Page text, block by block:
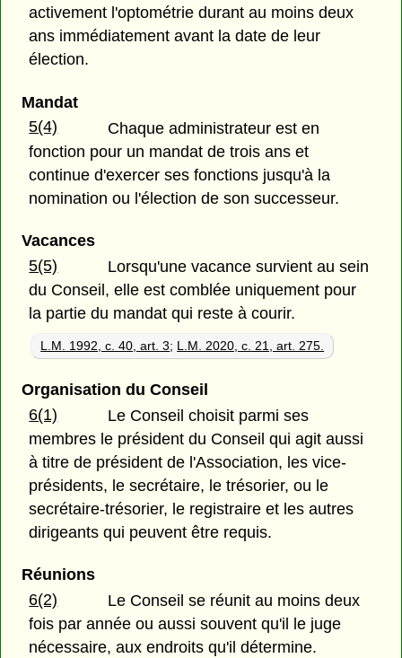
activement l'optométrie durant au moins deux
ans immédiatement avant la date de leur
élection.
Mandat
5(4)
Chaque administrateur est en
fonction pour un mandat de trois ans et
continue d'exercer ses fonctions jusqu'à la
nomination ou l'élection de son successeur.
Vacances
5(5)
Lorsqu'une vacance survient au sein
du Conseil, elle est comblée uniquement pour
la partie du mandat qui reste à courir.
L.M. 1992, c. 40, art. 3; L.M. 2020, c. 21, art. 275.
Organisation du Conseil
6(1)
Le Conseil choisit parmi ses
membres le président du Conseil qui agit aussi
à titre de président de l'Association, les vice-
présidents, le secrétaire, le trésorier, ou le
secrétaire-trésorier, le registraire et les autres
dirigeants qui peuvent être requis.
Réunions
6(2)
Le Conseil se réunit au moins deux
fois par année ou aussi souvent qu'il le juge
nécessaire, aux endroits qu'il détermine.